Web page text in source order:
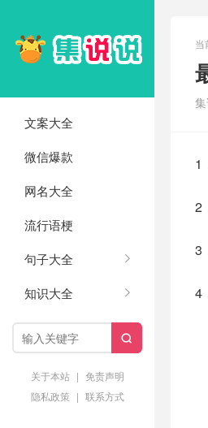
文案大全
微信爆款
网名大全
流行语梗
句子大全
知识大全

关于本站 | 免责声明
隐私政策 | 联系方式
当
1
2
3
4